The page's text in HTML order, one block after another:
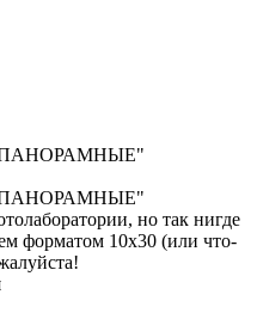
но так нигде
форматом 10х30 (или что-